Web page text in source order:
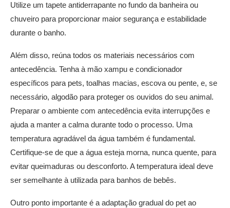
Utilize um tapete antiderrapante no fundo da banheira ou
chuveiro para proporcionar maior segurança e estabilidade
durante o banho.
Além disso, reúna todos os materiais necessários com
antecedência. Tenha à mão xampu e condicionador
específicos para pets, toalhas macias, escova ou pente, e, se
necessário, algodão para proteger os ouvidos do seu animal.
Preparar o ambiente com antecedência evita interrupções e
ajuda a manter a calma durante todo o processo. Uma
temperatura agradável da água também é fundamental.
Certifique-se de que a água esteja morna, nunca quente, para
evitar queimaduras ou desconforto. A temperatura ideal deve
ser semelhante à utilizada para banhos de bebês.
Outro ponto importante é a adaptação gradual do pet ao